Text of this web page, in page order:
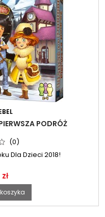
PODRÓŻ
(0)
Dla Dzieci 2018!